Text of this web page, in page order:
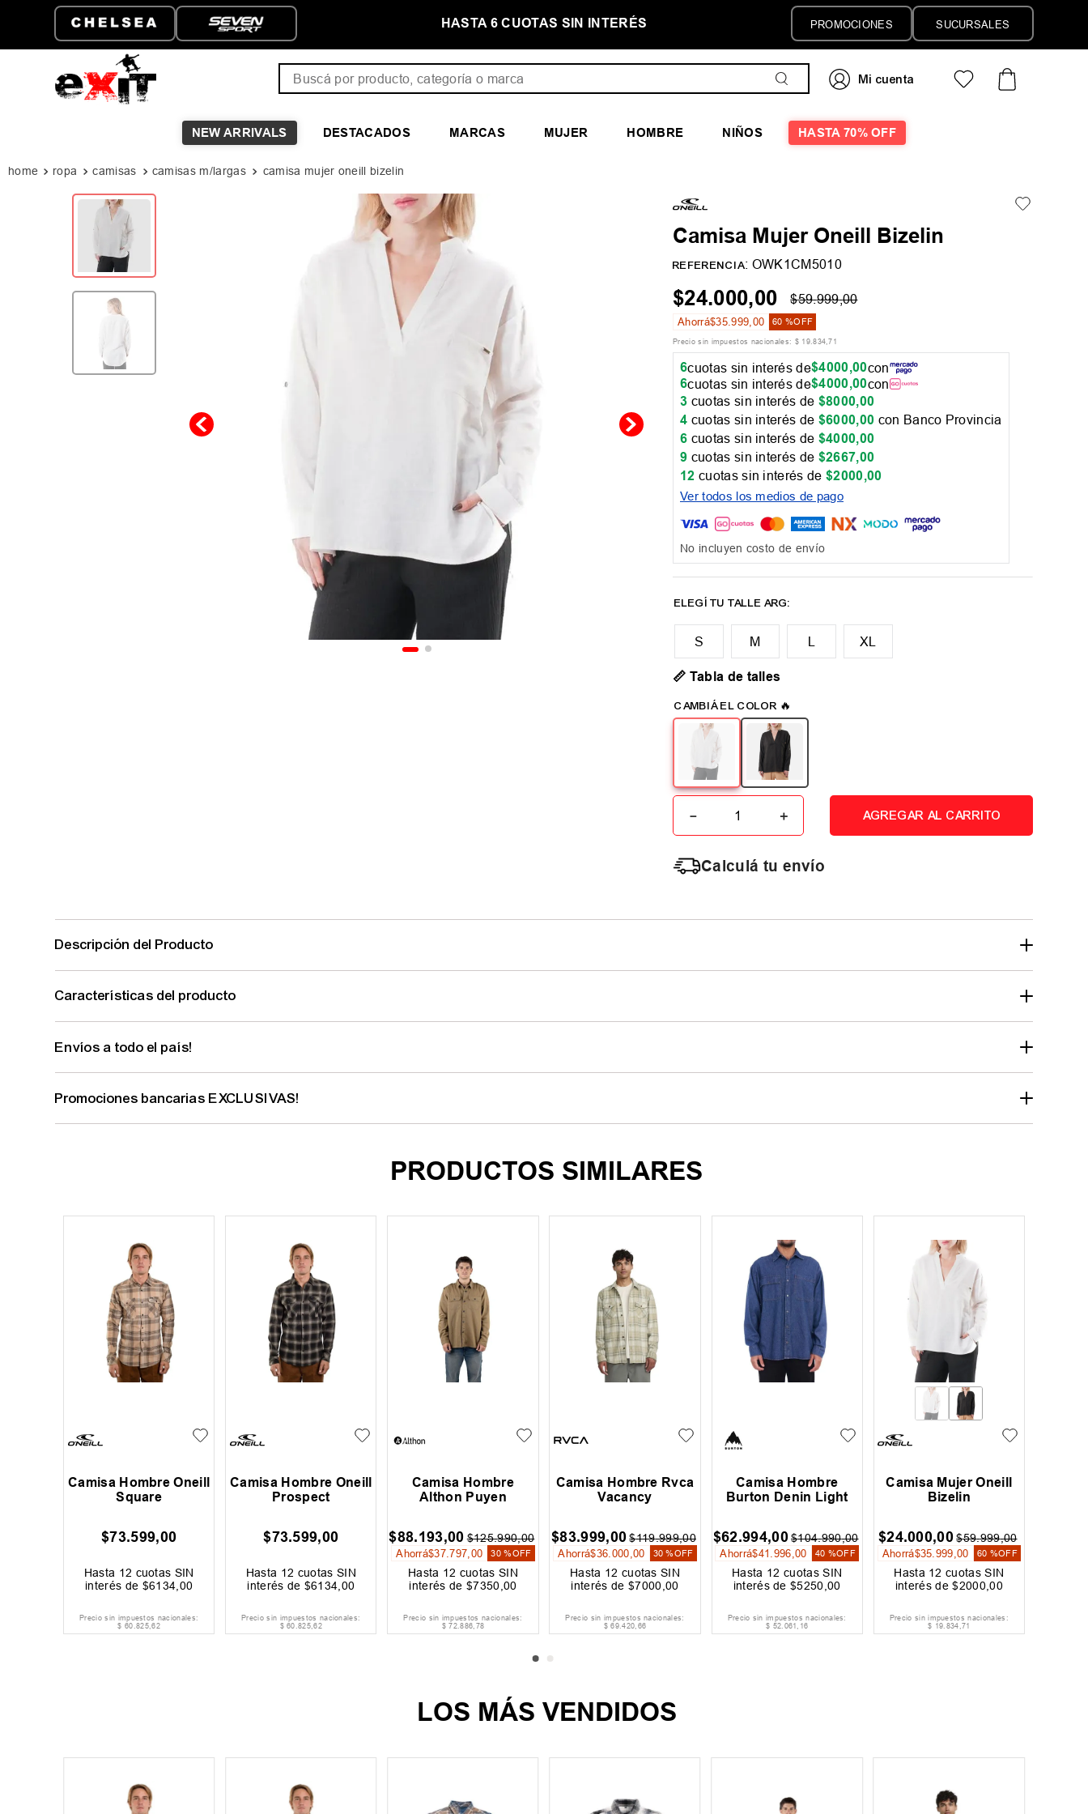
ENVÍO GRATIS A PARTIR DE
$149.999
HASTA 6 CUOTAS SIN INTERÉS PROMOCIONES SUCURSALES
NEW ARRIVALS DESTACADOS MARCAS MUJER HOMBRE NIÑOS HASTA 70% OFF
ropa camisas camisas m/largas camisa mujer oneill bizelin
Camisa Mujer Oneill Bizelin
REFERENCIA: OWK1CM5010
$24.000,00 $59.999,00
Ahorrá$35.999,00 60 %OFF
Precio sin impuestos nacionales: $ 19.834,71
6cuotas sin interés de$4000,00con
6cuotas sin interés de$4000,00con
3 cuotas sin interés de $8000,00
4 cuotas sin interés de $6000,00 con Banco Provincia
6 cuotas sin interés de $4000,00
9 cuotas sin interés de $2667,00
12 cuotas sin interés de$2000,00
Ver todos los medios de pago
No incluyen costo de envío
M L XL
📏 Tabla de talles
＋
－ AGREGAR AL CARRITO
Calculá tu envío
Descripción del Producto
Características del producto
Envíos a todo el país!
Promociones bancarias EXCLUSIVAS!
PRODUCTOS SIMILARES
Camisa Hombre Oneill
Square
$73.599,00
Hasta 12 cuotas SIN
interés de $6134 00
Precio sin impuestos nacionales:
$ 60.825,62
Camisa Hombre Oneill
Prospect
$73.599,00
Hasta 12 cuotas SIN
interés de $6134 00
Precio sin impuestos nacionales:
$ 60.825,62
Camisa Hombre
Althon Puyen
$88.193,00 $125.990,00
Ahorrá$37 .797 00 30 %OFF
Hasta 12 cuotas SIN
interés de $7350 00
Precio sin impuestos nacionales:
$ 72.886,78
Camisa Hombre Rvca
Vacancy
$83.999,00 $119.999,00
Ahorrá$36 000 00 30 %OFF
Hasta 12 cuotas SIN
interés de$7000 00
Precio sin impuestos nacionales:
$ 69.420,66
Camisa Hombre
Burton Denin Light
$62.994,00$104.990,00
Ahorrá$41 996 00 40 %OFF
Hasta 12 cuotas SIN
interés de$5250 ,00
Precio sin impuestos nacionales:
$ 52.061, 16
Camisa Mujer Oneill
Bizelin
$24.000,00 $59.999,00
Ahorrá$35 999 ,00 60 %OFF
Hasta 12 cuotas SIN
interés de$2000 ,00
Precio sin impuestos nacionales:
$ 19.834,71
LOS MÁS VENDIDOS